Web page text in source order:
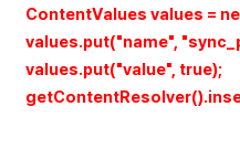
ContentValues values =
values.put("name",
values.put("value", true);